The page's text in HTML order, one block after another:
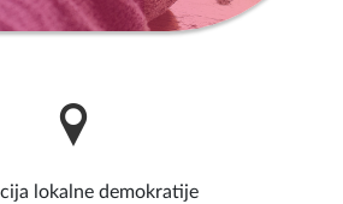
lokalne demokratije